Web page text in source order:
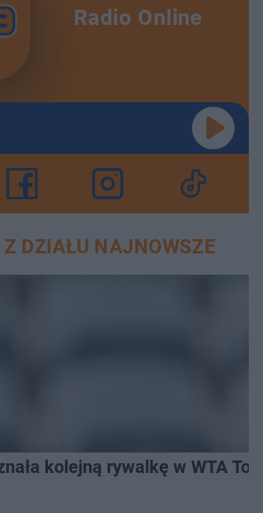
Radio Online
DZIAŁU NAJNOWSZE
kolejną rywalkę w WTA